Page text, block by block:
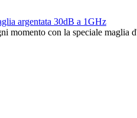
argentata 30dB a 1GHz
momento con la speciale